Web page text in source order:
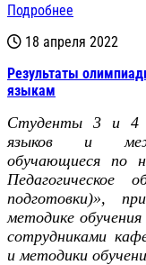
Подробнее
18 апреля 2022
Результаты
языкам
Студенты 3 и 4
языков и
обучающиеся по
Педагогическое
подготовки)»,
методике
сотрудниками
и методики